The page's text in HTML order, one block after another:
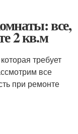
все,
2 кв.м
требует
все
при ремонте